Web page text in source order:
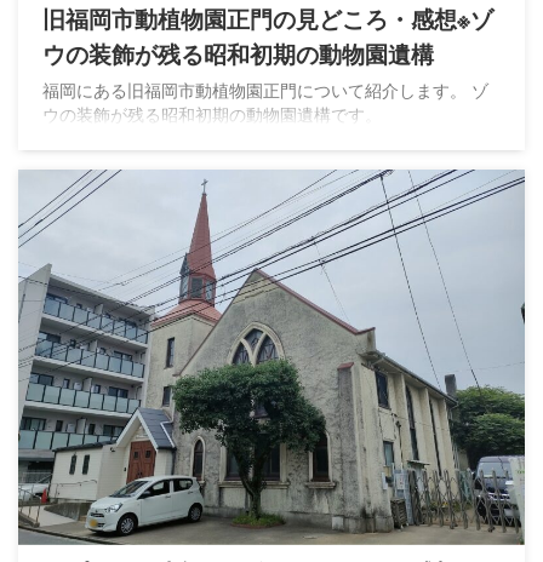
旧福岡市動植物園正門の見どころ・感想※ゾ
ウの装飾が残る昭和初期の動物園遺構
福岡にある旧福岡市動植物園正門について紹介します。 ゾ
ウの装飾が残る昭和初期の動物園遺構です。